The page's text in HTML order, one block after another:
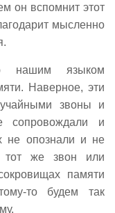
он вспомнит этот
мысленно
нашим языком
Наверное, эти
звоны и
и
не опознали и не
тот же звон или
памяти
то будем так